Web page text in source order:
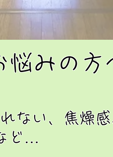
悩みの方
ない、焦燥感
ど…